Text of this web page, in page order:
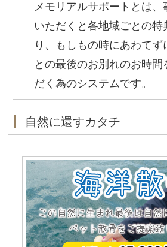
メモリアルサポートとは、
いただくと各地域ごとの特
り、もしもの時にあわてず
との最後のお別れのお時間
だく為のシステムです。
自然に還すカタチ